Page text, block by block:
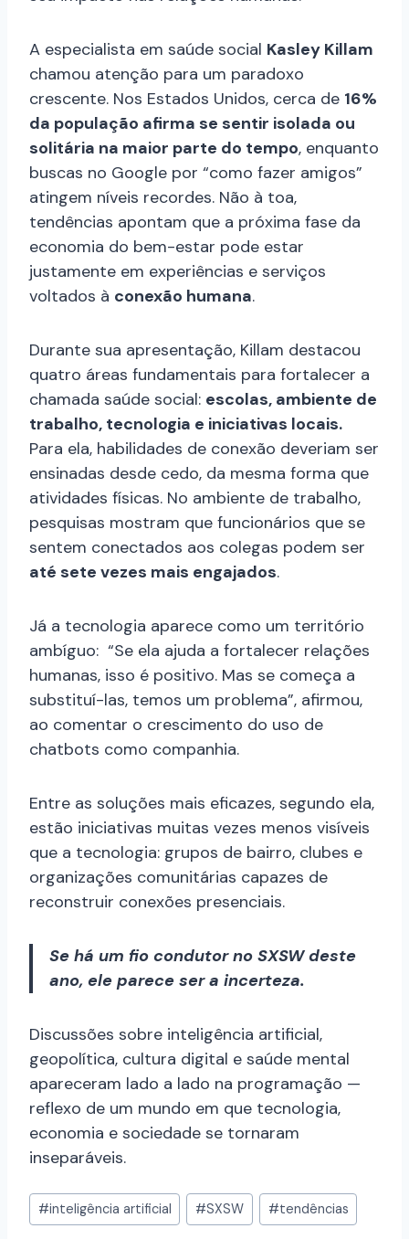
A especialista em saúde social Kasley Killam
chamou atenção para um paradoxo
crescente. Nos Estados Unidos, cerca de 16%
da população afirma se sentir isolada ou
solitária na maior parte do tempo, enquanto
buscas no Google por “como fazer amigos”
atingem níveis recordes. Não à toa,
tendências apontam que a próxima fase da
economia do bem-estar pode estar
justamente em experiências e serviços
voltados à conexão humana.
Durante sua apresentação, Killam destacou
quatro áreas fundamentais para fortalecer a
chamada saúde social: escolas, ambiente de
trabalho, tecnologia e iniciativas locais.
Para ela, habilidades de conexão deveriam ser
ensinadas desde cedo, da mesma forma que
atividades físicas. No ambiente de trabalho,
pesquisas mostram que funcionários que se
sentem conectados aos colegas podem ser
até sete vezes mais engajados.
Já a tecnologia aparece como um território
ambíguo: “Se ela ajuda a fortalecer relações
humanas, isso é positivo. Mas se começa a
substituí-las, temos um problema”, afirmou,
ao comentar o crescimento do uso de
chatbots como companhia.
Entre as soluções mais eficazes, segundo ela,
estão iniciativas muitas vezes menos visíveis
que a tecnologia: grupos de bairro, clubes e
organizações comunitárias capazes de
reconstruir conexões presenciais.
Se há um fio condutor no SXSW deste
ano, ele parece ser a incerteza.
Discussões sobre inteligência artificial,
geopolítica, cultura digital e saúde mental
apareceram lado a lado na programação —
reflexo de um mundo em que tecnologia,
economia e sociedade se tornaram
inseparáveis.
#inteligência artificial #SXSW #tendências